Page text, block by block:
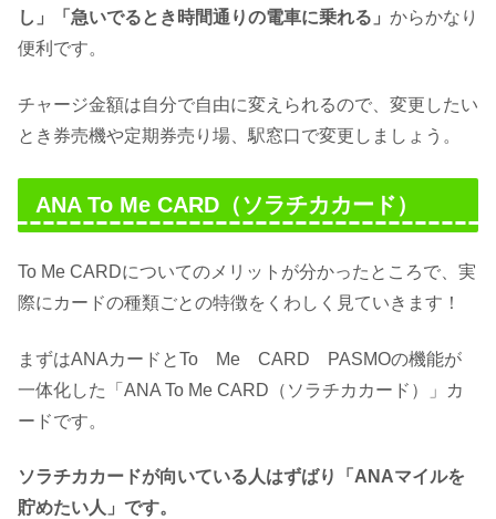
し」「急いでるとき時間通りの電車に乗れる」 からかなり
便利です。
チャージ金額は自分で自由に変えられるので、変更したい
とき券売機や定期券売り場、駅窓口で変更しましょう。
ANA To Me CARD（ソラチカカード）
To Me CARDについてのメリットが分かったところで、実
際にカードの種類ごとの特徴をくわしく見ていきます！
まずはANAカードとTo Me CARD PASMOの機能が
一体化した「ANA To Me CARD（ソラチカカード）」カ
ードです。
ソラチカカードが向いている人はずばり「ANAマイルを
貯めたい人」です。